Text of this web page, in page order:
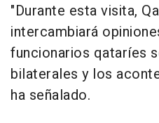
"Durante esta visita,
intercambiará
funcionarios qataríes
bilaterales y los
ha señalado.